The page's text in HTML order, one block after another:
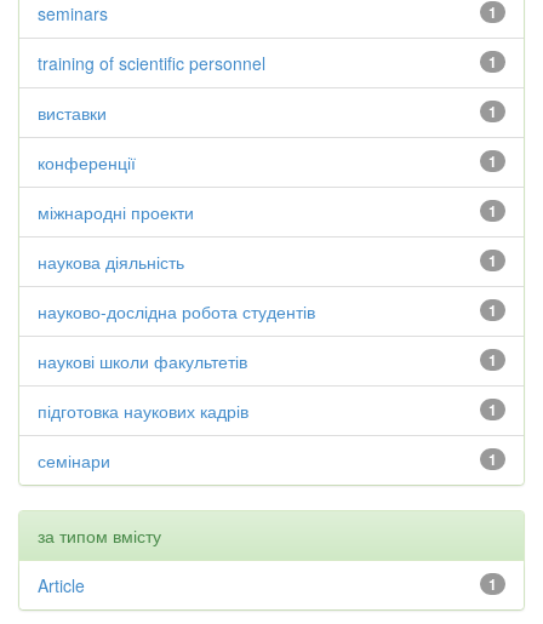
1
seminars
1
training of scientific personnel
1
виставки
1
конференції
1
міжнародні проекти
1
наукова діяльність
1
науково-дослідна робота студентів
1
наукові школи факультетів
1
підготовка наукових кадрів
1
семінари
за типом вмісту
1
Article